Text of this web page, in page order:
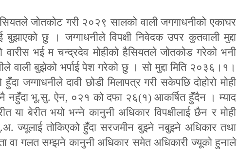
जोतकोट गरी २०२९ सालको वाली जगगाधनीको एकाघर
बुझाएको छु । जग्गाधनीले विपक्षी निवेदक उपर कुतवाली मुद्दा
वारीस भई म चन्द्रदेव मोहीको हैसियतले जोतकोड गरेको भनी
वाली बुझेको भर्पाई पेश गरेको छु । सो मुद्दा मिति २०३६।१।
जग्गाधनीले दावी छोडी मिलापत्र गरी सकेपछि दोहोरो मोही
नै नहुँदा भू.सु. ऐन, ०२१ को दफा २६(१) आकर्षित हुँदैन । म्याद
या बेरीत भयो भन्ने कानुनी अधिकार विपक्षीलाई छैन र मोही
ज्यूलाई तोकिएको हुँदा सरजमीन बुझ्ने नबुझ्ने अधिकार तथा
वा गलत सम्झने कानुनी अधिकार समेत अधिकारी ज्यूको हुनाले